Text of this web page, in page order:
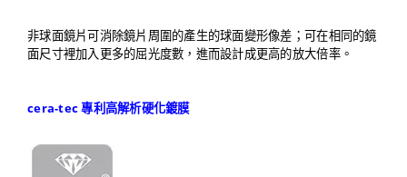
非球面鏡片可消除鏡片周圍的產生的球面變形像差；可在相同的鏡
面尺寸裡加入更多的屈光度數，進而設計成更高的放大倍率。
cera-tec 專利高解析硬化鍍膜